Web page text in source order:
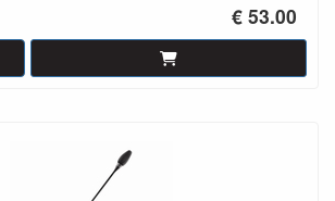
€ 53.00